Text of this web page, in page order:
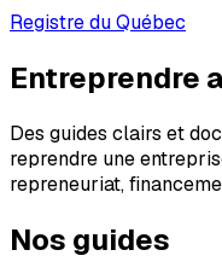
Registre du Québec
Entreprendre
Des guides clairs et
reprendre une
repreneuriat,
Nos guides